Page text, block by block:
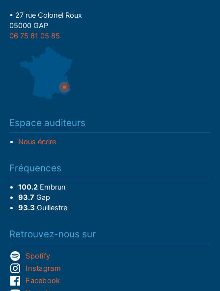
• 27 rue Colonel Roux
05000 GAP
06 75 81 05 85
Espace auditeurs
Nous écrire
Fréquences
100.2Embrun
93.7 Gap
93.3 Guillestre
Retrouvez-nous sur
Spotify
Instagram
Facebook